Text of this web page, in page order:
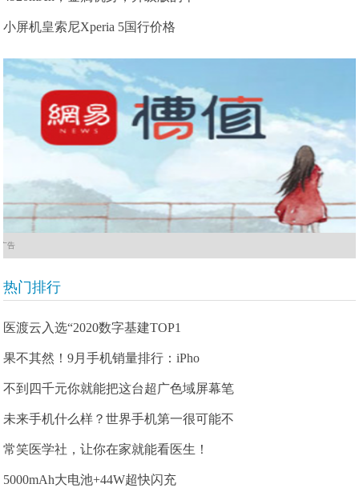
小屏机皇索尼Xperia 5国行价格
广告
热门排行
医渡云入选“2020数字基建TOP1
果不其然！9月手机销量排行：iPho
不到四千元你就能把这台超广色域屏幕笔
未来手机什么样？世界手机第一很可能不
常笑医学社，让你在家就能看医生！
5000mAh大电池+44W超快闪充